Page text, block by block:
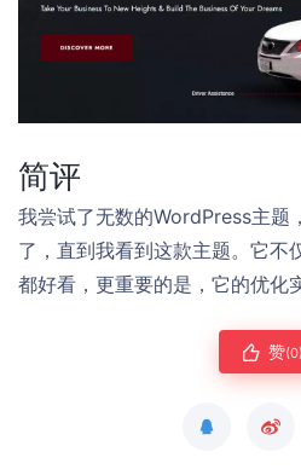
简评
我尝试了无数的WordPress主题
了，直到我看到这款主题。它不
都好看，更重要的是，它的优化
赞(0)